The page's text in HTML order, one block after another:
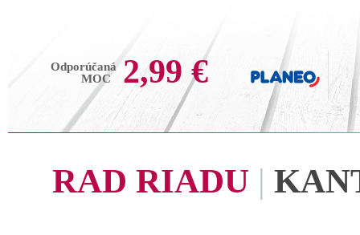
Odporúčaná
MOC
2,99 €
RAD RIADU |